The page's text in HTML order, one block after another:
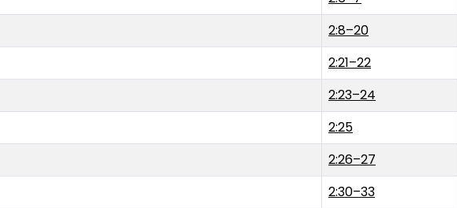
2:8–20
2:21–22
2:23–24
2:25
2:26–27
2:30–33